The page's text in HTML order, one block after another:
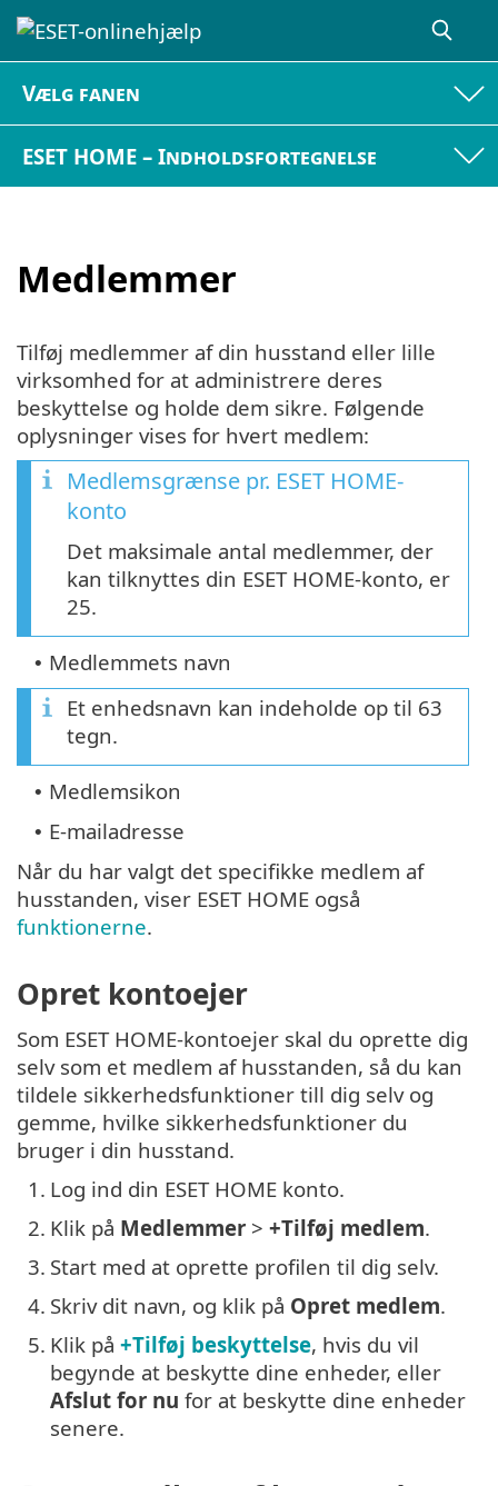
Vælg fanen
ESET HOME – Indholdsfortegnelse
Medlemmer
Tilføj medlemmer af din husstand eller lille
virksomhed for at administrere deres
beskyttelse og holde dem sikre. Følgende
oplysninger vises for hvert medlem:
Medlemsgrænse pr. ESET HOME-
konto
Det maksimale antal medlemmer, der
kan tilknyttes din ESET HOME-konto, er
25.
• Medlemmets navn
Et enhedsnavn kan indeholde op til 63
tegn.
• Medlemsikon
• E-mailadresse
Når du har valgt det specifikke medlem af
husstanden, viser ESET HOME også
funktionerne.
Opret kontoejer
Som ESET HOME-kontoejer skal du oprette dig
selv som et medlem af husstanden, så du kan
tildele sikkerhedsfunktioner till dig selv og
gemme, hvilke sikkerhedsfunktioner du
bruger i din husstand.
1. Log ind din ESET HOME konto.
2. Klik på Medlemmer > +Tilføj medlem.
3. Start med at oprette profilen til dig selv.
4. Skriv dit navn, og klik på Opret medlem.
5. Klik på +Tilføj beskyttelse, hvis du vil
begynde at beskytte dine enheder, eller
Afslut for nu for at beskytte dine enheder
senere.